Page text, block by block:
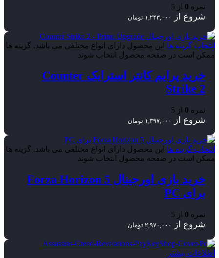
نمره 0 از 5
شروع از ۱,۲۴۳,۰۰۰ تومان
انتخاب گزینه ها این محصول دارای انواع مختلفی می باشد. گزینه ها
ممکن است در صفحه محصول انتخاب شوند
خرید پرایم کانتر استرایک Counter
Strike 2
نمره 0 از 5
شروع از ۱,۳۹۷,۰۰۰ تومان
انتخاب گزینه ها این محصول دارای انواع مختلفی می باشد. گزینه ها
ممکن است در صفحه محصول انتخاب شوند
خرید بازی اورجینال Forza Horizon 5
برای PC
نمره 0 از 5
شروع از ۲,۹۷۰,۰۰۰ تومان
اطلاعات بیشتر